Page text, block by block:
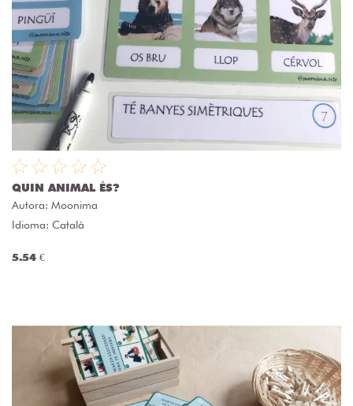
QUIN ANIMAL ÉS?
Autora: Moonima
Idioma: Català
5.54 €